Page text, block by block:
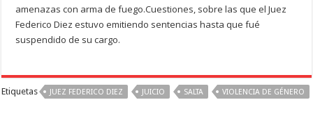
amenazas con arma de fuego.Cuestiones, sobre las que el Juez
Federico Diez estuvo emitiendo sentencias hasta que fué
suspendido de su cargo.
Etiquetas JUEZ FEDERICO DIEZ JUICIO SALTA VIOLENCIA DE GÉNERO